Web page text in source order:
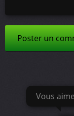
Poster un
Vous